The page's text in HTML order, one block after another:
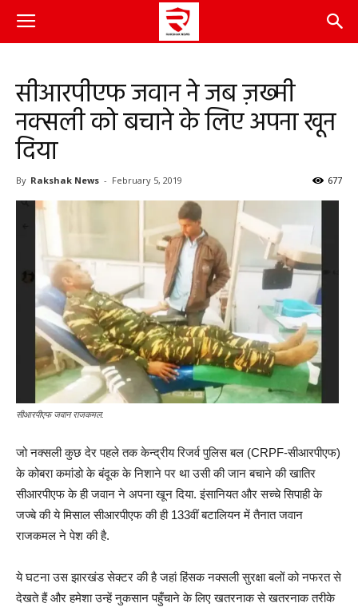
सीआरपीएफ जवान ने जब ज़ख्मी
नक्सली को बचाने के लिए अपना खून
दिया
By Rakshak News - February 5, 2019 677
सीआरपीएफ जवान राजकमल.
जो नक्सली कुछ देर पहले तक केन्द्रीय रिजर्व पुलिस बल (CRPF-सीआरपीएफ)
के कोबरा कमांडो के बंदूक के निशाने पर था उसी की जान बचाने की खातिर
सीआरपीएफ के ही जवान ने अपना खून दिया. इंसानियत और सच्चे सिपाही के
जज्बे की ये मिसाल सीआरपीएफ की ही 133वीं बटालियन में तैनात जवान
राजकमल ने पेश की है.
ये घटना उस झारखंड सेक्टर की है जहां हिंसक नक्सली सुरक्षा बलों को नफरत से
देखते हैं और हमेशा उन्हें नुकसान पहुँचाने के लिए खतरनाक से खतरनाक तरीके